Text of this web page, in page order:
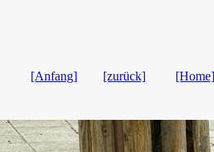
[Anfang] [zurück] [Home]